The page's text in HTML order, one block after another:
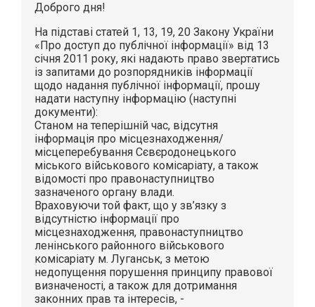
Доброго дня!
На підставі статей 1, 13, 19, 20 Закону України
«Про доступ до публічної інформації» від 13
січня 2011 року, які надають право звертатись
із запитами до розпорядників інформації
щодо надання публічної інформації, прошу
надати наступну інформацію (наступні
документи):
Станом на теперішній час, відсутня
інформація про місцезнаходження/
місцеперебування Сєвєродонецького
міського військового комісаріату, а також
відомості про правонаступництво
зазначеного органу влади.
Враховуючи той факт, що у зв’язку з
відсутністю інформації про
місцезнаходження, правонаступництво
ленінського районного військового
комісаріату м. Луганськ, з метою
недопущення порушення принципу правової
визначеності, а також для дотримання
законних прав та інтересів, -